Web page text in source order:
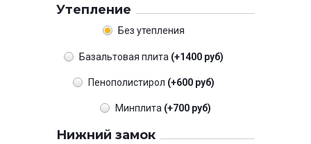
Утепление
Без утепления
Базальтовая плита (+1400 руб)
Пенополистирол (+600 руб)
Минплита (+700 руб)
Нижний замок